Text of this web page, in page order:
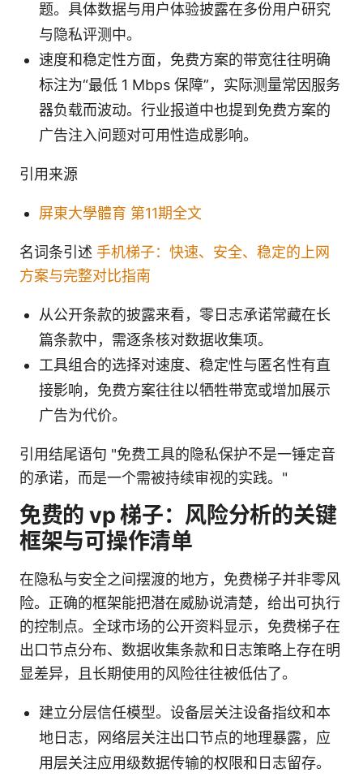
题。具体数据与用户体验披露在多份用户研究
与隐私评测中。
速度和稳定性方面，免费方案的带宽往往明确
标注为“最低 1 Mbps 保障”，实际测量常因服务
器负载而波动。行业报道中也提到免费方案的
广告注入问题对可用性造成影响。
引用来源
屏東大學體育 第11期全文
名词条引述 手机梯子：快速、安全、稳定的上网
方案与完整对比指南
从公开条款的披露来看，零日志承诺常藏在长
篇条款中，需逐条核对数据收集项。
工具组合的选择对速度、稳定性与匿名性有直
接影响，免费方案往往以牺牲带宽或增加展示
广告为代价。
引用结尾语句 "免费工具的隐私保护不是一锤定音
的承诺，而是一个需被持续审视的实践。"
免费的 vp 梯子：风险分析的关键
框架与可操作清单
在隐私与安全之间摆渡的地方，免费梯子并非零风
险。正确的框架能把潜在威胁说清楚，给出可执行
的控制点。全球市场的公开资料显示，免费梯子在
出口节点分布、数据收集条款和日志策略上存在明
显差异，且长期使用的风险往往被低估了。
建立分层信任模型。设备层关注设备指纹和本
地日志，网络层关注出口节点的地理暴露，应
用层关注应用级数据传输的权限和日志留存。